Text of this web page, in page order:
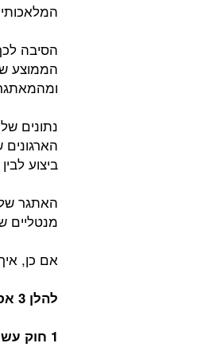
הסיבה
הממוצע
נתונים
הארגונים
ביצוע
האתגר
מנטליים
אם כן,
להלן 3 אסטרטגיות אקטיביות שעל הארגונים לאמץ כדי לשמור על הבעירה היזמית:
1 חוק עשר הדקות של הדף החלק